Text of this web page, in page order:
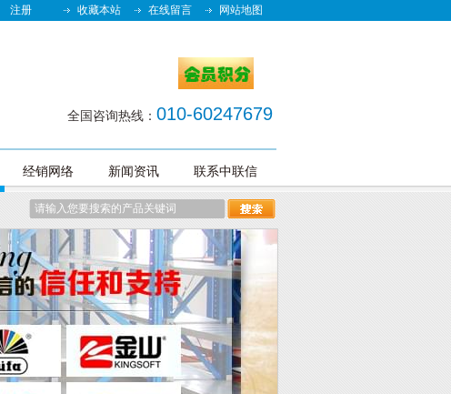
注册 收藏本站 在线留言 网站地图
全国咨询热线： 010-60247679
经销网络 新闻资讯 联系中联信